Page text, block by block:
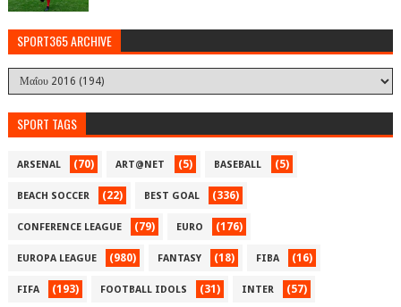
SPORT365 ARCHIVE
SPORT TAGS
ARSENAL (70) ART@NET (5) BASEBALL (5)
BEACH SOCCER (22) BEST GOAL (336)
CONFERENCE LEAGUE (79) EURO (176)
EUROPA LEAGUE (980) FANTASY (18) FIBA (16)
FIFA (193) FOOTBALL IDOLS (31) INTER (57)